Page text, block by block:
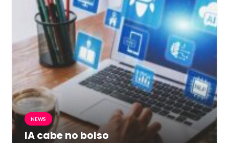
NEWS
IA cabe no bolso